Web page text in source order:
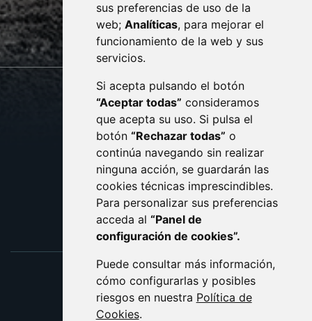
sus preferencias de uso de la
web; Analíticas, para mejorar el
funcionamiento de la web y sus
servicios.
Si acepta pulsando el botón
“Aceptar todas” consideramos
que acepta su uso. Si pulsa el
botón “Rechazar todas” o
continúa navegando sin realizar
ninguna acción, se guardarán las
cookies técnicas imprescindibles.
Para personalizar sus preferencias
acceda al “Panel de
configuración de cookies”.
Puede consultar más información,
cómo configurarlas y posibles
riesgos en nuestra Política de
Cookies.
sac@monzon.es
monzon.es
CONTACTO
AVISO LEGAL
PROTECCIÓN DE DATOS
POLÍTICA DE COOKIES
ACCESIBILIDAD
ENLACE EXTERNO AL